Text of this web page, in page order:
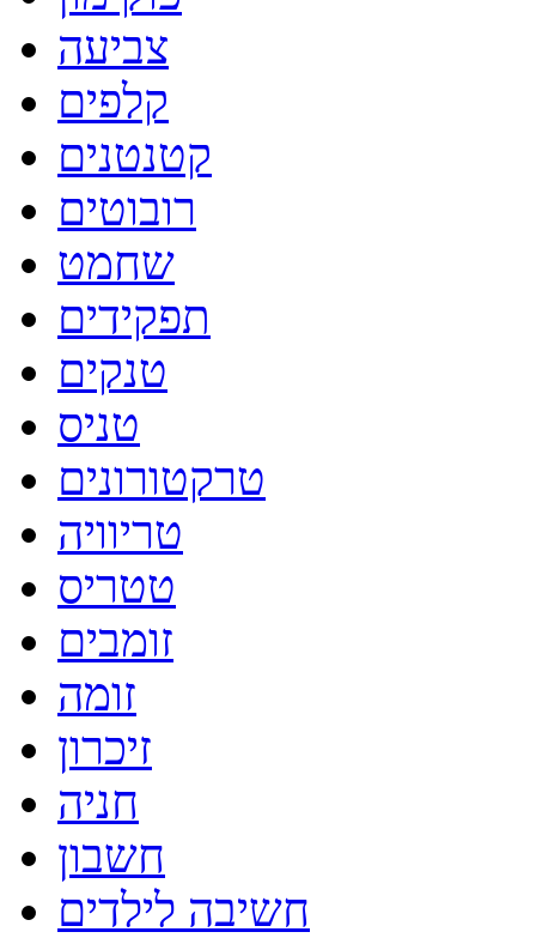
צביעה
קלפים
קטנטנים
רובוטים
שחמט
תפקידים
טנקים
טניס
טרקטורונים
טריוויה
טטריס
זומבים
זומה
זיכרון
חניה
חשבון
חשיבה לילדים